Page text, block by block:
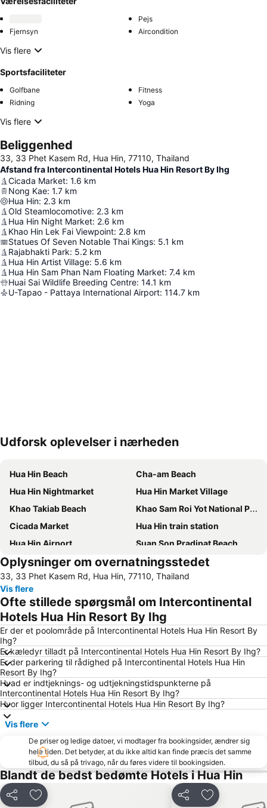
Pejs
Fjernsyn
Aircondition
Vis flere
Sportsfaciliteter
Golfbane
Fitness
Ridning
Yoga
Vis flere
Beliggenhed
33, 33 Phet Kasem Rd, Hua Hin, 77110, Thailand
Afstand fra Intercontinental Hotels Hua Hin Resort By Ihg
Cicada Market: 1.6 km
Nong Kae: 1.7 km
Hua Hin: 2.3 km
Old Steamlocomotive: 2.3 km
Hua Hin Night Market: 2.6 km
Khao Hin Lek Fai Viewpoint: 2.8 km
Statues Of Seven Notable Thai Kings: 5.1 km
Rajabhakti Park: 5.2 km
Hua Hin Artist Village: 5.6 km
Hua Hin Sam Phan Nam Floating Market: 7.4 km
Huai Sai Wildlife Breeding Centre: 14.1 km
U-Tapao - Pattaya International Airport: 114.7 km
Udvid kort
Udforsk oplevelser i nærheden
Hua Hin Beach
Cha-am Beach
Hua Hin Nightmarket
Hua Hin Market Village
Khao Takiab Beach
Khao Sam Roi Yot National Park
Cicada Market
Hua Hin train station
Hua Hin Airport
Suan Son Pradipat Beach
Oplysninger om overnatningsstedet
33, 33 Phet Kasem Rd, Hua Hin, 77110, Thailand
Vis flere
Ofte stillede spørgsmål om Intercontinental
Hotels Hua Hin Resort By Ihg
Er der et poolområde på Intercontinental Hotels Hua Hin Resort By
Ihg?
Er kæledyr tilladt på Intercontinental Hotels Hua Hin Resort By Ihg?
Er der parkering til rådighed på Intercontinental Hotels Hua Hin
Resort By Ihg?
Hvad er indtjeknings- og udtjekningstidspunkterne på
Intercontinental Hotels Hua Hin Resort By Ihg?
Hvor ligger Intercontinental Hotels Hua Hin Resort By Ihg?
Vis flere
De priser og ledige datoer, vi modtager fra bookingsider, ændrer sig
hele tiden. Det betyder, at du ikke altid kan finde præcis det samme
tilbud, du så på trivago, når du føres videre til bookingsiden.
Blandt de bedst bedømte Hotels i Hua Hin
Del Føj til favoritter Del Føj til